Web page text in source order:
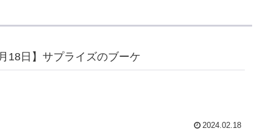
18日】サプライズのブーケ
2024.02.18